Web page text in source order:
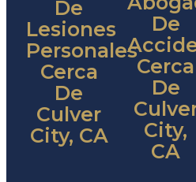
De
Lesiones
Personales
Cerca
De
Culver
City, CA
De
Cerca
De
City,
CA